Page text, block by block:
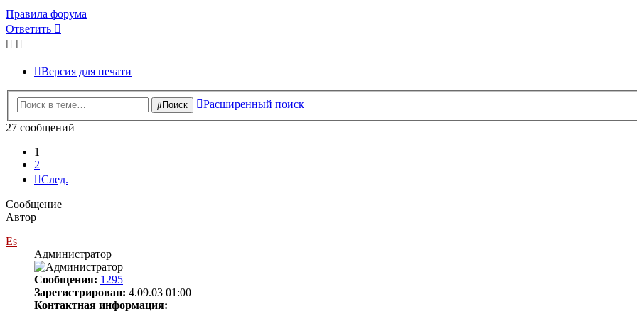
Правила форума
Ответить
Версия для печати
Поиск
Расширенный поиск
27 сообщений
1
2
След.
Сообщение
Автор
Es
Администратор
Сообщения: 1295
Зарегистрирован: 4.09.03 01:00
Контактная информация: